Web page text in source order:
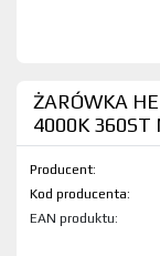
ŻARÓWKA
4000K
Producent:
Kod produktu:
EAN produktu: